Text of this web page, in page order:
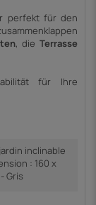
perfekt für den
, dieTerrasse
für Ihre
inclinable
: 160 x
Gris